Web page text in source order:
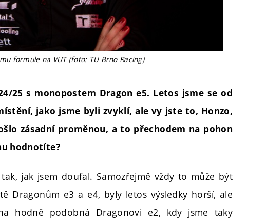
formule na VUT (foto: TU Brno Racing)
25 s monopostem Dragon e5. Letos jsme se od
jako jsme byli zvyklí, ale vy jste to, Honzo,
zásadní proměnou, a to přechodem na pohon
hodnotíte?
jak jsem doufal. Samozřejmě vždy to může být
Dragonům e3 a e4, byly letos výsledky horší, ale
hodně podobná Dragonovi e2, kdy jsme taky